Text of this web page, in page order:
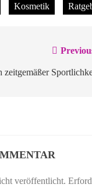
Kosmetik
veröffentlicht.